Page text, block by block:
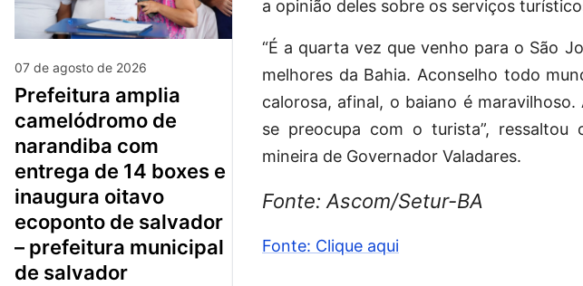
07 de agosto de 2026
prefeitura amplia
camelódromo de
narandiba com
entrega de 14 boxes e
inaugura oitavo
ecoponto de salvador
– prefeitura municipal
de salvador
a opinião deles sobre os serviços
“É a quarta vez que venho para o São
melhores da Bahia. Aconselho todo
calorosa, afinal, o baiano é
se preocupa com o turista”,
mineira de Governador Valadares.
Fonte: Ascom/Setur-BA
Fonte: Clique aqui